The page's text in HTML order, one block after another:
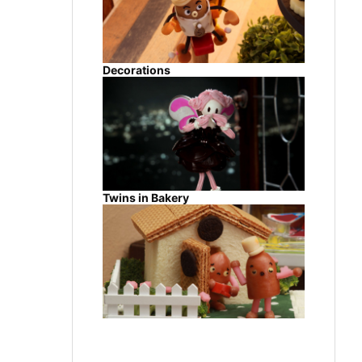
Decorations
Twins in Bakery